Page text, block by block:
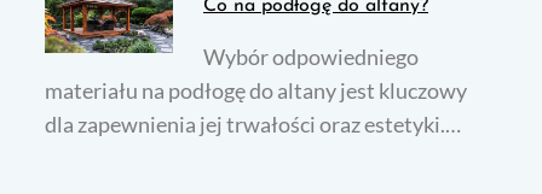
Co na podłogę do altany?
Wybór odpowiedniego
materiału na podłogę do altany jest kluczowy
dla zapewnienia jej trwałości oraz estetyki.…